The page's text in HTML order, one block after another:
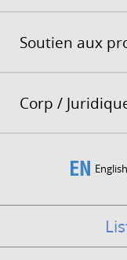
Soutien aux
Corp /
English